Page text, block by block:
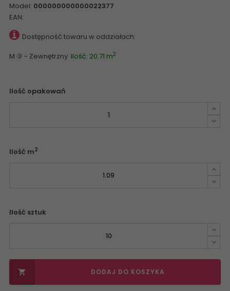
Model: 000000000000022377
EAN:
Dostępność towaru w oddziałach:
M ③ - Zewnętrzny Ilość: 20.71 m2
Ilość opakowań
Ilość m2
Ilość sztuk
 DODAJ DO KOSZYKA